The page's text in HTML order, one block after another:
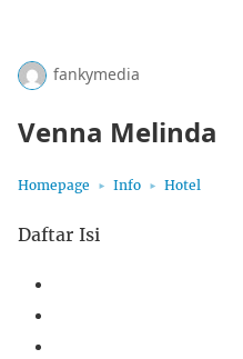
fankymedia
Venna Melinda
Homepage Info Hotel
Daftar Isi